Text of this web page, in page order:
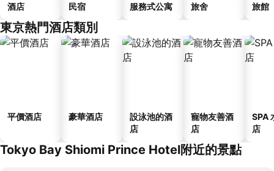
酒店 民宿 服務式公寓 旅舍 旅館
東京熱門酒店類別
平價酒店 豪華酒店
設泳池的酒
店
寵物友善酒
店
SPA
店
Tokyo Bay Shiomi Prince Hotel附近的景點